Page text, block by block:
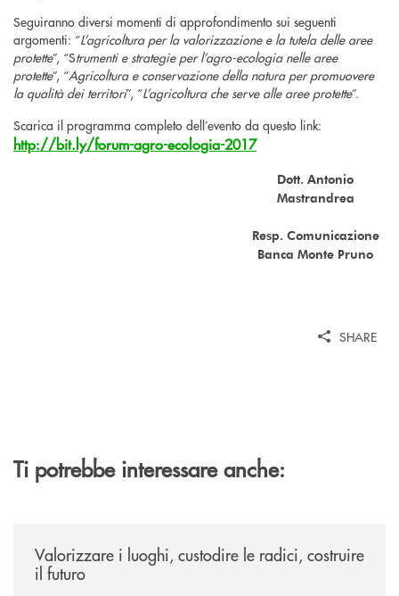
Seguiranno diversi momenti di approfondimento sui seguenti
argomenti: “L’agricoltura per la valorizzazione e la tutela delle aree
protette”, “Strumenti e strategie per l’agro-ecologia nelle aree
protette”, “Agricoltura e conservazione della natura per promuovere
la qualità dei territori”, “L’agricoltura che serve alle aree protette”.
Scarica il programma completo dell’evento da questo link:
http://bit.ly/forum-agro-ecologia-2017
Dott. Antonio
Mastrandrea
Resp. Comunicazione
Banca Monte Pruno
SHARE
Ti potrebbe interessare anche:
Valorizzare i luoghi, custodire le radici, costruire
il futuro